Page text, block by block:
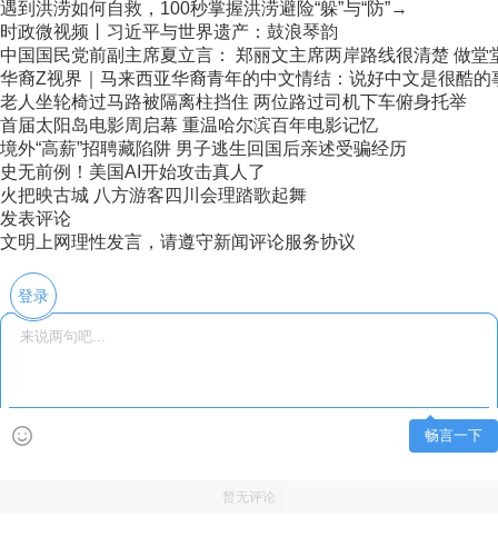
遇到洪涝如何自救，100秒掌握洪涝避险“躲”与“防”→
时政微视频丨习近平与世界遗产：鼓浪琴韵
中国国民党前副主席夏立言： 郑丽文主席两岸路线很清楚 做堂
华裔Z视界｜马来西亚华裔青年的中文情结：说好中文是很酷的
老人坐轮椅过马路被隔离柱挡住 两位路过司机下车俯身托举
首届太阳岛电影周启幕 重温哈尔滨百年电影记忆
境外“高薪”招聘藏陷阱 男子逃生回国后亲述受骗经历
史无前例！美国AI开始攻击真人了
火把映古城 八方游客四川会理踏歌起舞
发表评论
文明上网理性发言，请遵守新闻评论服务协议
登录
畅言一下
暂无评论